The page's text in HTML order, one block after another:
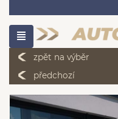
zpět na výběr
předchozí